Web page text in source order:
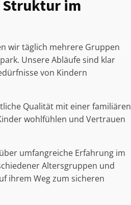
Struktur im
wir täglich mehrere Gruppen
Unsere Abläufe sind klar
von Kindern
Qualität mit einer familiären
wohlfühlen und Vertrauen
umfangreiche Erfahrung im
Altersgruppen und
ihrem Weg zum sicheren